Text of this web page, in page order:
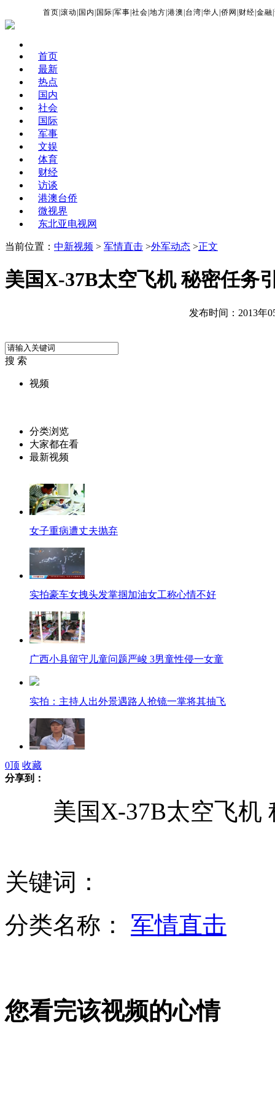
首页 |滚动 国内 国际 |军事 |社会 |地方 |港澳 台湾 |华人 |侨网 财经 |金融 |
首页
最新
热点
国内
社会
国际
军事
文娱
体育
财经
访谈
港澳台侨
微视界
东北亚电视网
当前位置： 中新视频 > 军情直击 >外军动态 >正文
美国X-37B太空飞机 秘密任务
发布时间：2013年
搜 索
视频
分类浏览
大家都在看
最新视频
女子重病遭丈夫抛弃
实拍豪车女拽头发掌掴加油女工称心情不好
广西小县留守儿童问题严峻 3男童性侵一女童
实拍：主持人出外景遇路人抢镜一掌将其抽飞
李娜遭逆转 无奈止步次轮创法网最差成绩
内幕:菲指挥官夺枪射击台船
高考将至 看看那些疯狂的高考口号
0顶 收藏
分享到：
美国X-37B太空飞机
关键词：
分类名称： 军情直击
您看完该视频的心情